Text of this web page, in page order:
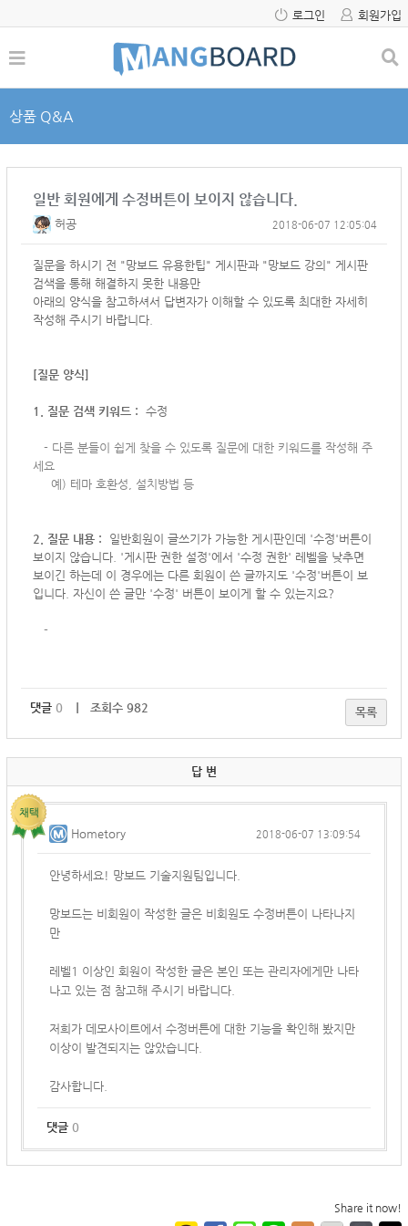
로그인 회원가입
상품 Q&A
일반 회원에게 수정버튼이 보이지 않습니다.
허공 2018-06-07 12:05:04
질문을 하시기 전 "망보드 유용한팁" 게시판과 "망보드 강의" 게시판
검색을 통해 해결하지 못한 내용만
아래의 양식을 참고하셔서 답변자가 이해할 수 있도록 최대한 자세히
작성해 주시기 바랍니다.
[질문 양식]
1. 질문 검색 키워드 : 수정
- 다른 분들이 쉽게 찾을 수 있도록 질문에 대한 키워드를 작성해 주
세요
예) 테마 호환성, 설치방법 등
2. 질문 내용 : 일반회원이 글쓰기가 가능한 게시판인데 '수정'버튼이
보이지 않습니다. '게시판 권한 설정'에서 '수정 권한' 레벨을 낮추면
보이긴 하는데 이 경우에는 다른 회원이 쓴 글까지도 '수정'버튼이 보
입니다. 자신이 쓴 글만 '수정' 버튼이 보이게 할 수 있는지요?
-
댓글 0 ｜ 조회수 982 목록
답 변
Hometory 2018-06-07 13:09:54
안녕하세요! 망보드 기술지원팀입니다.
망보드는 비회원이 작성한 글은 비회원도 수정버튼이 나타나지
만
레벨1 이상인 회원이 작성한 글은 본인 또는 관리자에게만 나타
나고 있는 점 참고해 주시기 바랍니다.
저희가 데모사이트에서 수정버튼에 대한 기능을 확인해 봤지만
이상이 발견되지는 않았습니다.
감사합니다.
댓글 0
Share it now!